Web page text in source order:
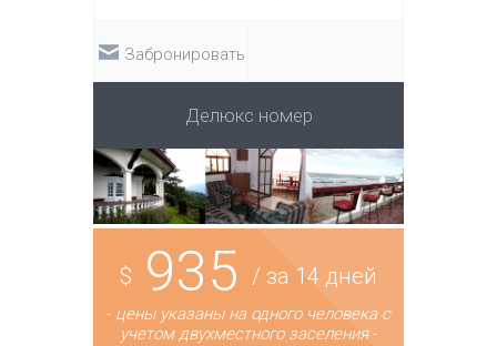
Забронировать
Делюкс номер
$ 935 / за 14 дней
- цены указаны на одного человека с
учетом двухместного заселения-